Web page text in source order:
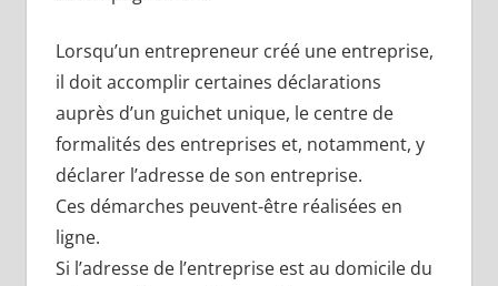
Lorsqu’un entrepreneur créé une entreprise,
il doit accomplir certaines déclarations
auprès d’un guichet unique, le centre de
formalités des entreprises et, notamment, y
déclarer l’adresse de son entreprise.
Ces démarches peuvent-être réalisées en
ligne.
Si l’adresse de l’entreprise est au domicile du